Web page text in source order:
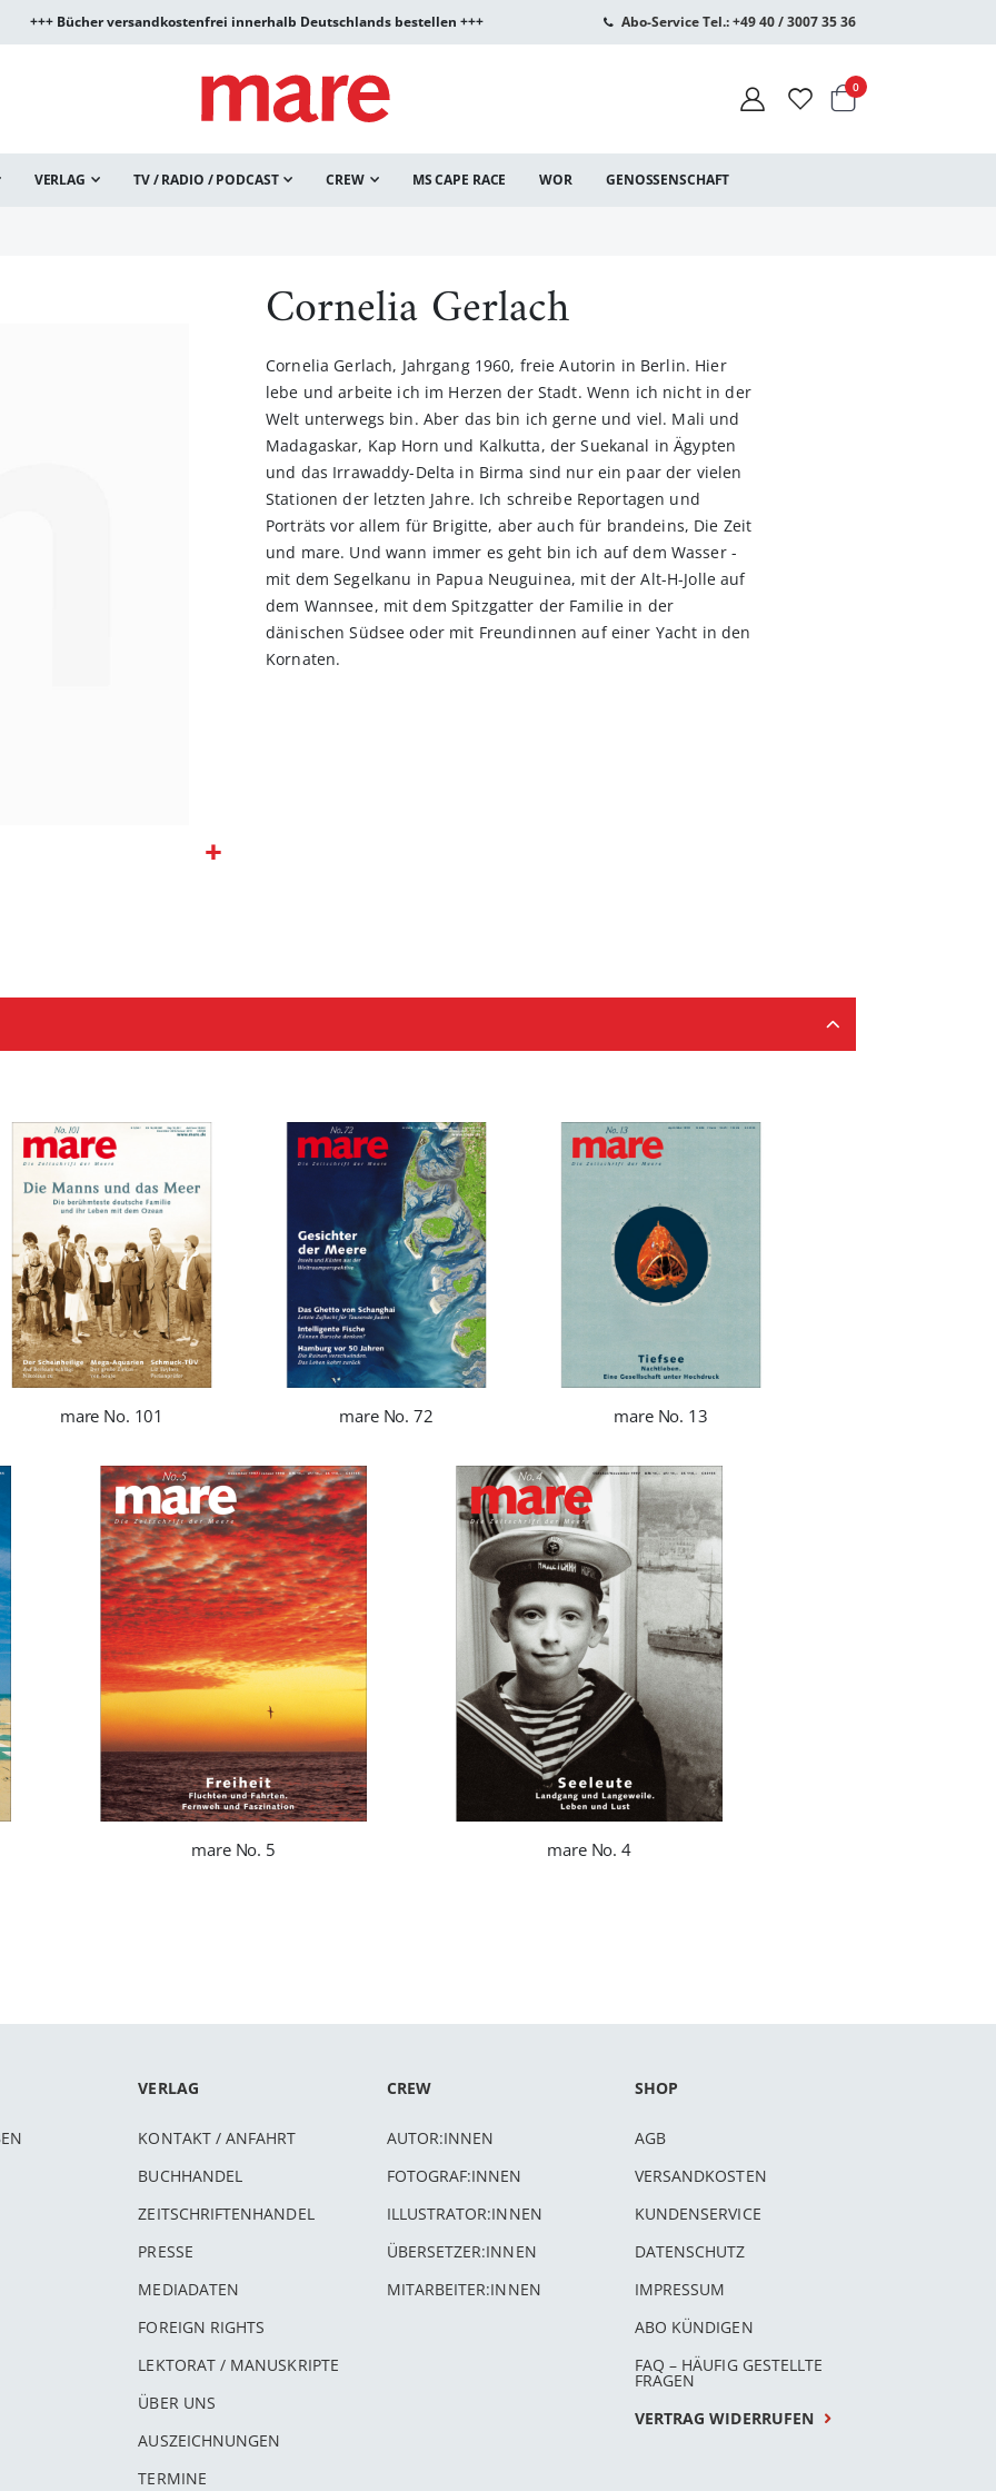
+++ Bücher versandkostenfrei innerhalb Deutschlands bestellen +++ Abo-Service Tel.: +49 40 / 3007 35 36
Warenkorb
0Artikel
VERLAG TV / RADIO / PODCAST CREW MS CAPE RACE WOR GENOSSENSCHAFT
Cornelia Gerlach
Cornelia Gerlach, Jahrgang 1960, freie Autorin in Berlin. Hier
lebe und arbeite ich im Herzen der Stadt. Wenn ich nicht in der
Welt unterwegs bin. Aber das bin ich gerne und viel. Mali und
Madagaskar, Kap Horn und Kalkutta, der Suekanal in Ägypten
und das Irrawaddy-Delta in Birma sind nur ein paar der vielen
Stationen der letzten Jahre. Ich schreibe Reportagen und
Porträts vor allem für Brigitte, aber auch für brandeins, Die Zeit
und mare. Und wann immer es geht bin ich auf dem Wasser -
mit dem Segelkanu in Papua Neuguinea, mit der Alt-H-Jolle auf
dem Wannsee, mit dem Spitzgatter der Familie in der
dänischen Südsee oder mit Freundinnen auf einer Yacht in den
Kornaten.
mare No. 101 mare No. 72 mare No. 13
mare No. 5 mare No. 4
VERLAG
KONTAKT / ANFAHRT
BUCHHANDEL
ZEITSCHRIFTENHANDEL
PRESSE
MEDIADATEN
FOREIGN RIGHTS
LEKTORAT / MANUSKRIPTE
ÜBER UNS
AUSZEICHNUNGEN
TERMINE
CREW
AUTOR:INNEN
FOTOGRAF:INNEN
ILLUSTRATOR:INNEN
ÜBERSETZER:INNEN
MITARBEITER:INNEN
SHOP
AGB
VERSANDKOSTEN
KUNDENSERVICE
DATENSCHUTZ
IMPRESSUM
ABO KÜNDIGEN
FAQ – HÄUFIG GESTELLTE
FRAGEN
VERTRAG WIDERRUFEN